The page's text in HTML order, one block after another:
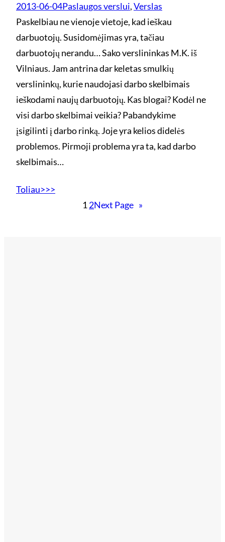
2013-06-04Paslaugos verslui, Verslas
Paskelbiau ne vienoje vietoje, kad ieškau
darbuotojų. Susidomėjimas yra, tačiau
darbuotojų nerandu… Sako verslininkas M.K. iš
Vilniaus. Jam antrina dar keletas smulkių
verslininkų, kurie naudojasi darbo skelbimais
ieškodami naujų darbuotojų. Kas blogai? Kodėl ne
visi darbo skelbimai veikia? Pabandykime
įsigilinti į darbo rinką. Joje yra kelios didelės
problemos. Pirmoji problema yra ta, kad darbo
skelbimais…
Toliau>>>
12Next Page »